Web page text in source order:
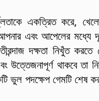
একত্রিত করে,
এবং আপেলের মধ্যে
দক্ষতা নিখুঁত
উত্তেজনাপূর্ণ থাকবে তা
ভুল পদক্ষেপ গেমটি শেষ